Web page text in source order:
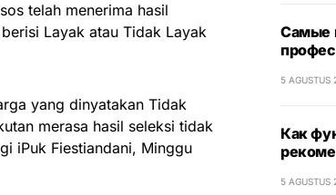
telah menerima hasil
Layak atau Tidak Layak
yang dinyatakan Tidak
merasa hasil seleksi tidak
iPuk Fiestiandani, Minggu
Самые
5 AGUSTUS
Как
5 AGUSTUS